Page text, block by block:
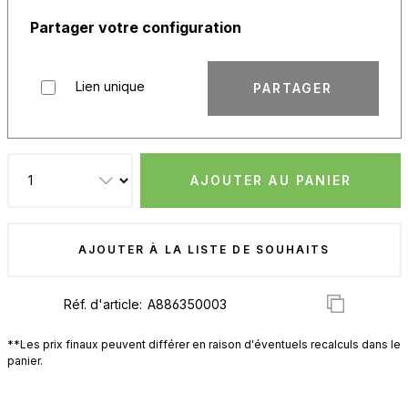
Partager votre configuration
Lien unique PARTAGER
AJOUTER AU PANIER
AJOUTER À LA LISTE DE SOUHAITS
Réf. d'article:
**Les prix finaux peuvent différer en raison d'éventuels recalculs dans le
panier.